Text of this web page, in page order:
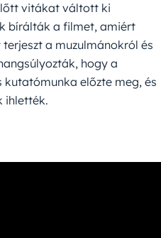
vitákat váltott ki
bírálták a filmet, amiért
a muzulmánokról és
hogy a
előzte meg, és
ihlették.